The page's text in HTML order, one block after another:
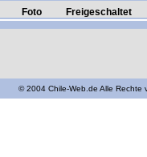
Foto Freigeschaltet
© 2004 Chile-Web.de Alle Rechte